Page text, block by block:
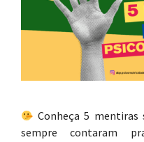
Conheça 5 mentiras
sempre contaram